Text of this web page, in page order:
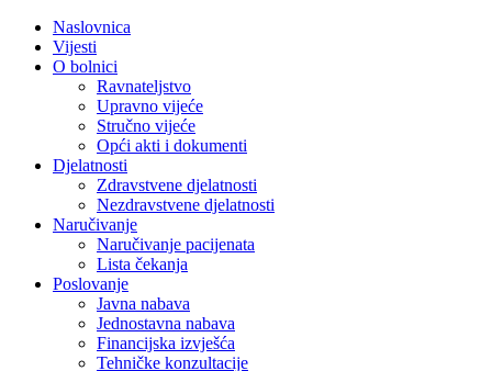
Naslovnica
Vijesti
O bolnici
Ravnateljstvo
Upravno vijeće
Stručno vijeće
Opći akti i dokumenti
Djelatnosti
Zdravstvene djelatnosti
Nezdravstvene djelatnosti
Naručivanje
Naručivanje pacijenata
Lista čekanja
Poslovanje
Javna nabava
Jednostavna nabava
Financijska izvješća
Tehničke konzultacije